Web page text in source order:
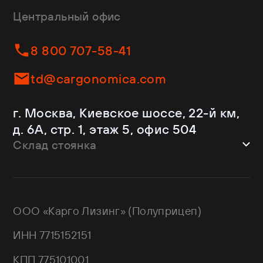
Изотермы
Контейнеровозы
Самосвалы
Ломовозы
С кониками
Рефрижераторы
Dongfeng
Helfimmer
JAC
Kassbohrer
Krone
Mercedes-Benz
Schmitz Cargobull
Shacman
Wielton
Валдай
НЕФАЗ
РИАТ
Центральный офис
8 800 707-58-41
td@cargonomica.com
г. Москва, Киевское шоссе, 22-й км,
д. 6А, стр. 1, этаж 5, офис 504
Склад стоянка
171 GPS: 55.443540, 37.293077
ООО «Карго Лизинг» (Полуприцеп)
ИНН 7715152151
КПП 775101001